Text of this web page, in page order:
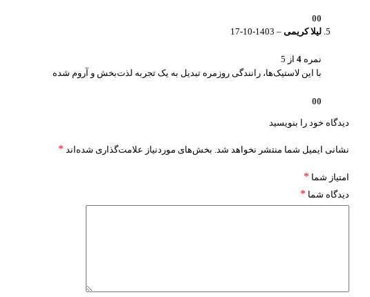
0
0
لیلا کریمی –
1403-10-17
نمره 4 از 5
با این لاستیک‌ها، رانندگی روزمره تبدیل به یک تجربه لذت‌بخش و آروم شده
0
0
دیدگاه خود را بنویسید
نشانی ایمیل شما منتشر نخواهد شد. بخش‌های موردنیاز علامت‌گذاری شده‌اند *
امتیاز شما *
دیدگاه شما *